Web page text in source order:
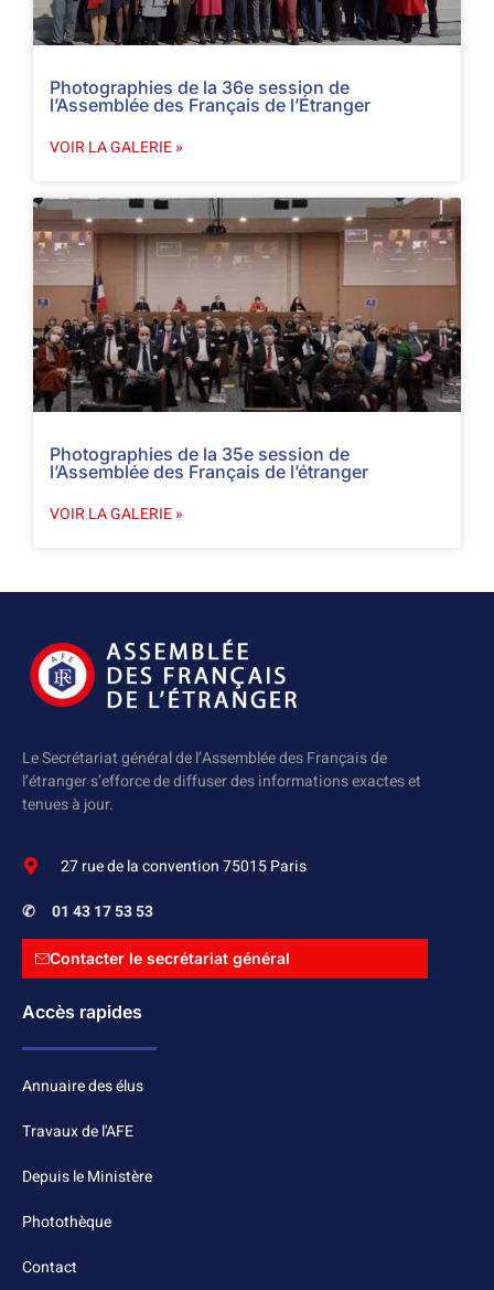
Photographies de la 36e session de
l’Assemblée des Français de l’Étranger
VOIR LA GALERIE »
Photographies de la 35e session de
l’Assemblée des Français de l’étranger
VOIR LA GALERIE »
Le Secrétariat général de l’Assemblée des Français de
l’étranger s’efforce de diffuser des informations exactes et
tenues à jour.
27 rue de la convention 75015 Paris
✆ 01 43 17 53 53
Contacter le secrétariat général
Accès rapides
Annuaire des élus
Travaux de l'AFE
Depuis le Ministère
Photothèque
Contact